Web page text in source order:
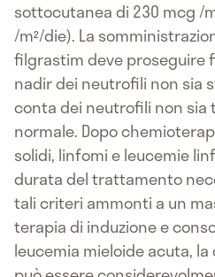
sottocutanea di 230 mcg /
/m²/die). La
filgrastim deve proseguire
nadir dei neutrofili non sia
conta dei neutrofili non sia
normale. Dopo
solidi, linfomi e leucemie
durata del trattamento
tali criteri ammonti a un
terapia di induzione e
leucemia mieloide acuta,